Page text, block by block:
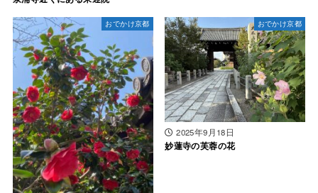
おでかけ京都 おでかけ京都
2025年9月18日
妙蓮寺の芙蓉の花